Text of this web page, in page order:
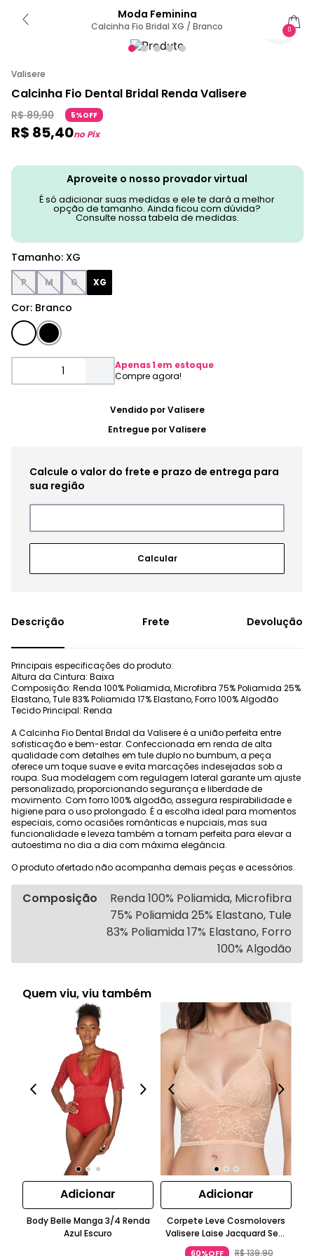
Moda Feminina
Calcinha Fio Bridal XG / Branco 0
Valisere
Calcinha Fio Dental Bridal Renda Valisere
R$ 89,90 5%OFF
R$ 85,40no Pix
Aproveite o nosso provador virtual
É só adicionar suas medidas e ele te dará a melhor
opção de tamanho. Ainda ficou com dúvida?
Consulte nossa tabela de medidas.
Cor: Branco
Tamanho: XG
P M G XG
Apenas1 em estoque
Vendido porValisere
Entregue porValisere
Frete Devolução
Principais especificações do produto:
Altura da Cintura: Baixa
Composição: Renda 100% Poliamida, Microfibra 75% Poliamida 25%
Elastano, Tule 83% Poliamida 17% Elastano, Forro 100% Algodão
Tecido Principal: Renda
A Calcinha Fio Dental Bridal da Valisere é a união perfeita entre
sofisticação e bem-estar. Confeccionada em renda de alta
qualidade com detalhes em tule duplo no bumbum, a peça
oferece um toque suave e evita marcações indesejadas sob a
roupa. Sua modelagem com regulagem lateral garante um ajuste
personalizado, proporcionando segurança e liberdade de
movimento. Com forro 100% algodão, assegura respirabilidade e
higiene para o uso prolongado. É a escolha ideal para momentos
especiais, como ocasiões românticas e nupciais, mas sua
funcionalidade e leveza também a tornam perfeita para elevar a
autoestima no dia a dia com máxima elegância.
O produto ofertado não acompanha demais peças e acessórios.
Composição
Renda 100% Poliamida, Microfibra
75% Poliamida 25% Elastano, Tule
83% Poliamida 17% Elastano, Forro
100% Algodão
Quem viu, viu também
Adicionar
Body Belle Manga 3/4 Renda
Azul Escuro
Adicionar
Corpete Leve Cosmolovers
Valisere Laise Jacquard Sem
Manga Azul Escuro
60%OFF R$139,90